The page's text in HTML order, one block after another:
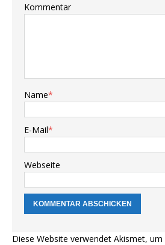
Kommentar
Name*
E-Mail*
Webseite
Diese Website verwendet Akismet, um